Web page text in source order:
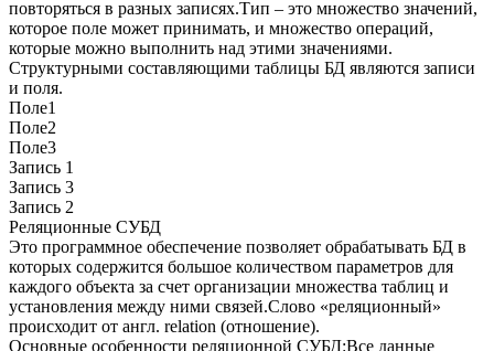
повторяться в разных записях.Тип – это множество значений,
которое поле может принимать, и множество операций,
которые можно выполнить над этими значениями.
Структурными составляющими таблицы БД являются записи
и поля.
Поле1
Поле2
Поле3
Запись 1
Запись 3
Запись 2
Реляционные СУБД
Это программное обеспечение позволяет обрабатывать БД в
которых содержится большое количеством параметров для
каждого объекта за счет организации множества таблиц и
установления между ними связей.Слово «реляционный»
происходит от англ. relation (отношение).
Основные особенности реляционной СУБД:Все данные